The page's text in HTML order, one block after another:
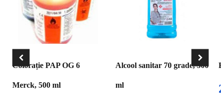
Colorație PAP OG 6
Merck, 500 ml
Alcool sanitar 70 grade, 500
ml